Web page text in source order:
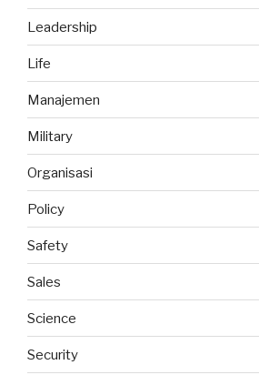
Leadership
Life
Manajemen
Military
Organisasi
Policy
Safety
Sales
Science
Security